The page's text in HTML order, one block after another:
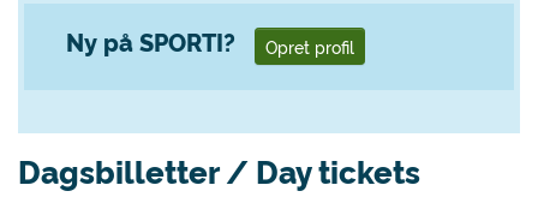
Ny på SPORTI? Opret profil
Dagsbilletter / Day tickets